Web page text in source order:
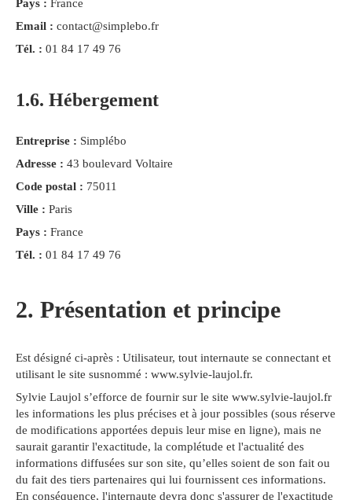
Pays : France
Email : contact@simplebo.fr
Tél. : 01 84 17 49 76
1.6. Hébergement
Entreprise : Simplébo
Adresse : 43 boulevard Voltaire
Code postal : 75011
Ville : Paris
Pays : France
Tél. : 01 84 17 49 76
2. Présentation et principe
Est désigné ci-après : Utilisateur, tout internaute se connectant et
utilisant le site susnommé : www.sylvie-laujol.fr.
Sylvie Laujol s’efforce de fournir sur le site www.sylvie-laujol.fr
les informations les plus précises et à jour possibles (sous réserve
de modifications apportées depuis leur mise en ligne), mais ne
saurait garantir l'exactitude, la complétude et l'actualité des
informations diffusées sur son site, qu’elles soient de son fait ou
du fait des tiers partenaires qui lui fournissent ces informations.
En conséquence, l'internaute devra donc s'assurer de l'exactitude